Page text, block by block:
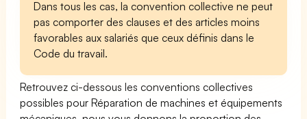
Dans tous les cas, la convention collective ne peut
pas comporter des clauses et des articles moins
favorables aux salariés que ceux définis dans le
Code du travail.
Retrouvez ci-dessous les conventions collectives
possibles pour Réparation de machines et équipements